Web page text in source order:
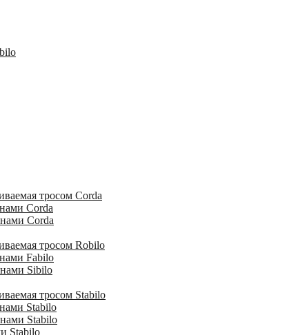
тросом Corda
Corda
Corda
тросом Robilo
Fabilo
Sibilo
тросом Stabilo
Stabilo
Stabilo
Stabilo